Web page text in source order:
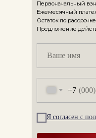
+7
Я согласен с
Первоначальный
Ежемесячный
Остаток по
Предложение